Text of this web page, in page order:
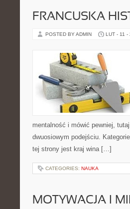
FRANCUSKA
POSTED BY ADMIN LUT - 11 -
mentalność i mówić pewniej,
dwuosiowym podejściu.
tej strony jest kraj wina […]
CATEGORIES: NAUKA
MOTYWACJA I